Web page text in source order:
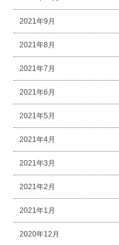
2021年9月
2021年8月
2021年7月
2021年6月
2021年5月
2021年4月
2021年3月
2021年2月
2021年1月
2020年12月